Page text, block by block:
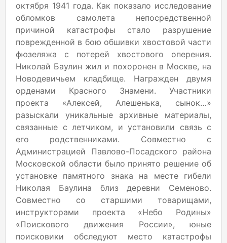
октября 1941 года. Как показало исследование
обломков самолета непосредственной
причиной катастрофы стало разрушение
поврежденной в бою обшивки хвостовой части
фюзеляжа с потерей хвостового оперения.
Николай Баулин жил и похоронен в Москве, на
Новодевичьем кладбище. Награжден двумя
орденами Красного Знамени. Участники
проекта «Алексей, Алешенька, сынок…»
разыскали уникальные архивные материалы,
связанные с летчиком, и установили связь с
его родственниками. Совместно с
Администрацией Павлово-Посадского района
Московской области было принято решение об
установке памятного знака на месте гибели
Николая Баулина близ деревни Семеново.
Совместно со старшими товарищами,
инструкторами проекта «Небо Родины»
«Поискового движения России», юные
поисковики обследуют место катастрофы